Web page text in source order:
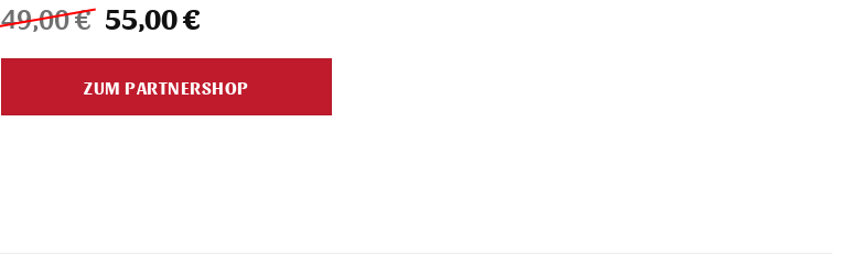
49,00€ Ursprünglicher
Preis
49,00 €
55,00€Aktueller
55,00 €.
ZUM PARTNERSHOP